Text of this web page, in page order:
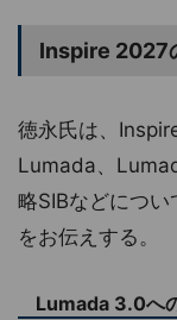
Inspire 2027
徳永氏は、
Lumada、
略SIBなどについ
をお伝えする。
Lumada 3.0へ